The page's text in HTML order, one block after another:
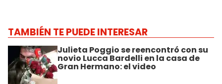
TAMBIÉN TE PUEDE INTERESAR
Julieta Poggio se reencontró con su
novio Lucca Bardelli en la casa de
Gran Hermano: el video